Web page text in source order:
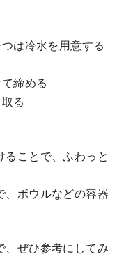
は冷水を用意する
締める
る
ことで、ふわっと
、ボウルなどの容器
、ぜひ参考にしてみ